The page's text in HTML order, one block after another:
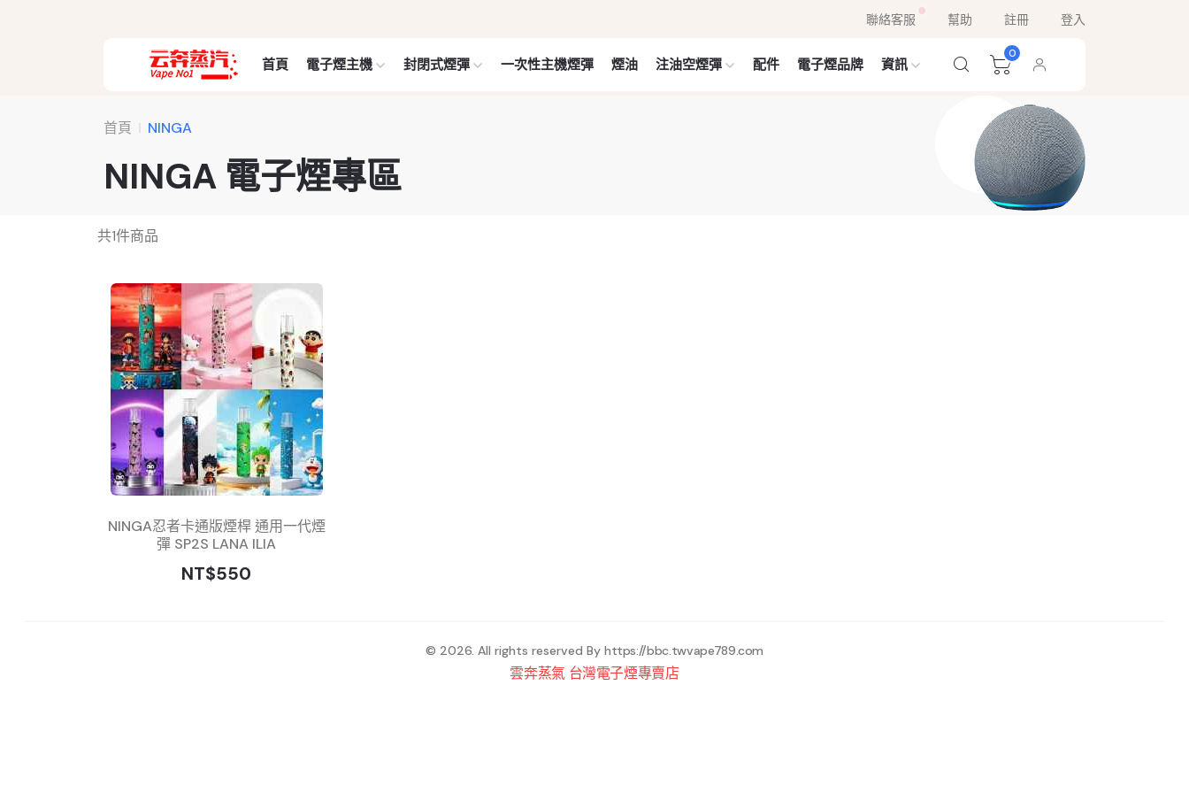
聯絡客服 幫助 註冊 登入
首頁 電子煙主機 封閉式煙彈 一次性主機煙彈 煙油 注油空煙彈 配件 電子煙品牌 資訊
0
首頁 NINGA
NINGA 電子煙專區
共1件商品
NINGA忍者卡通版煙桿 通用一代煙
彈 SP2S LANA ILIA
NT$550
© 2026. All rights reserved By https://bbc.twvape789.com
雲奔蒸氣 台灣電子煙專賣店